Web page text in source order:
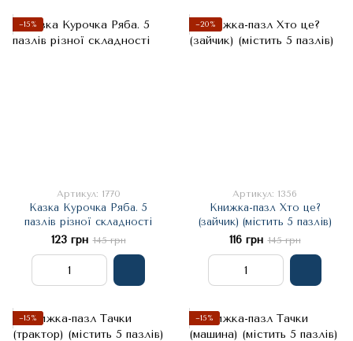
−15%
Артикул: 1770
Казка Курочка Ряба. 5
пазлів різної складності
123 грн 145 грн
−20%
Артикул: 1356
Книжка-пазл Хто це?
(зайчик) (містить 5 пазлів)
116 грн 145 грн
−15% −15%